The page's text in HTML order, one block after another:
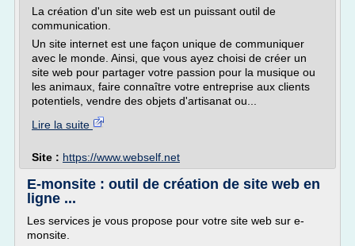
La création d'un site web est un puissant outil de
communication.
Un site internet est une façon unique de communiquer
avec le monde. Ainsi, que vous ayez choisi de créer un
site web pour partager votre passion pour la musique ou
les animaux, faire connaître votre entreprise aux clients
potentiels, vendre des objets d'artisanat ou...
Lire la suite
Site : https://www.webself.net
E-monsite : outil de création de site web en
ligne ...
Les services je vous propose pour votre site web sur e-
monsite.